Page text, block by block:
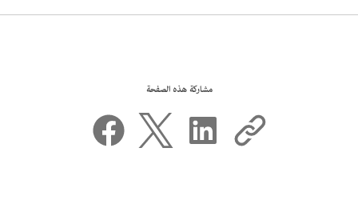
مشاركة هذه الصفحة